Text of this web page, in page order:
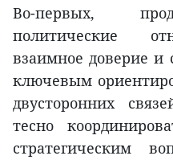
Во-первых,
политические
взаимное доверие и
ключевым
двусторонних
тесно
стратегическим